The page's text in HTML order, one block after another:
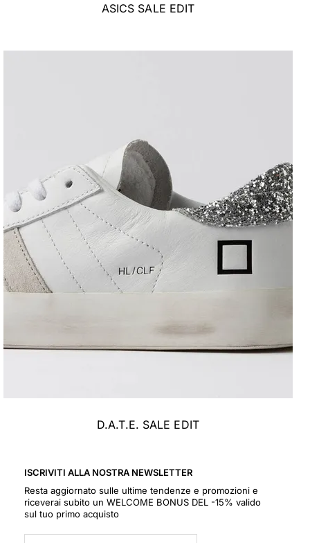
ASICS SALE EDIT
D.A.T.E. SALE EDIT
ISCRIVITI ALLA NOSTRA NEWSLETTER
Resta aggiornato sulle ultime tendenze e promozioni e
riceverai subito un WELCOME BONUS DEL -15% valido
sul tuo primo acquisto